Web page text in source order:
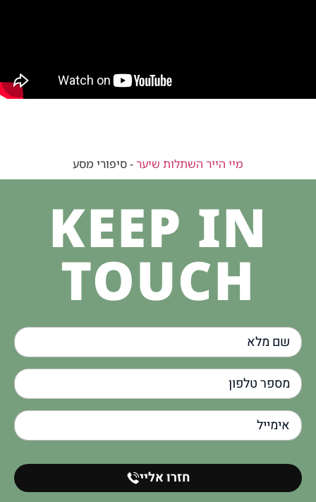
מיי הייר השתלות שיער-סיפורי מסע
KEEP IN
TOUCH
חזרו אליי